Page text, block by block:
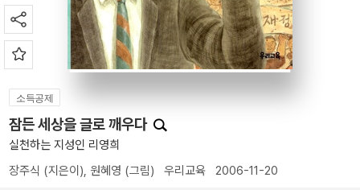
소득공제
잠든 세상을 글로 깨우다
실천하는 지성인 리영희
장주식 (지은이), 원혜영 (그림) 우리교육 2006-11-20